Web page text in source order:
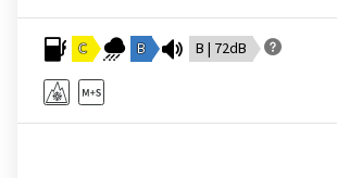
C B B | 72dB